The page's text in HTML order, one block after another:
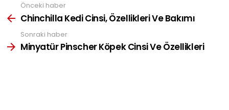
more
Önceki haber
Chinchilla Kedi Cinsi, Özellikleri Ve Bakımı
Sonraki haber
Minyatür Pinscher Köpek Cinsi Ve Özellikleri